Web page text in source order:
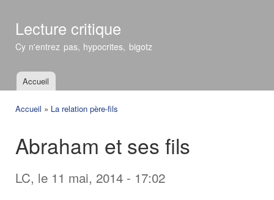
Lecture critique
Cy n'entrez pas, hypocrites, bigotz
Menu principal
Accueil
Accueil » La relation père-fils
Abraham et ses fils
LC, le 11 mai, 2014 - 17:02